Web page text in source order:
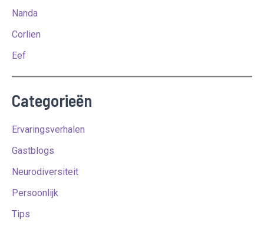
Nanda
Corlien
Eef
Categorieën
Ervaringsverhalen
Gastblogs
Neurodiversiteit
Persoonlijk
Tips